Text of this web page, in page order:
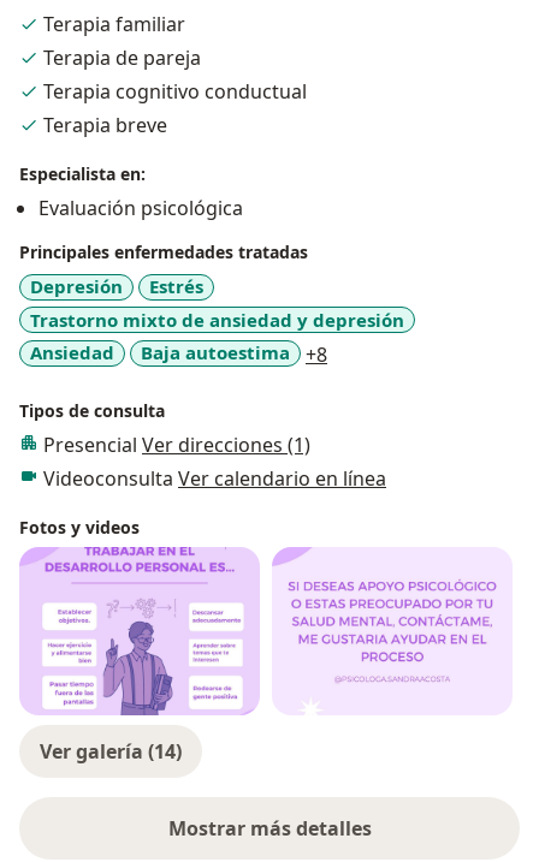
la autoestima, dependencia emocional y manejo de
situaciones estresantes. En mi práctica profesional he
logrado restaurar el equilibrio psicológico de
pacientes, salvaguardando la salud y el bienestar de
cada uno de ellos. Atención online y/o presencial.
Terapia familiar
Terapia de pareja
Terapia cognitivo conductual
Terapia breve
Especialista en:
Evaluación psicológica
Principales enfermedades tratadas
Depresión
Estrés
Trastorno mixto de ansiedad y depresión
Ansiedad
Baja autoestima +8a11y_sr_more_diseases
Tipos de consulta
Presencial Ver direcciones (1)
Videoconsulta Ver calendario en línea
Fotos y videos
Ver galería (14)
Mostrar más detalles
sobre la experiencia